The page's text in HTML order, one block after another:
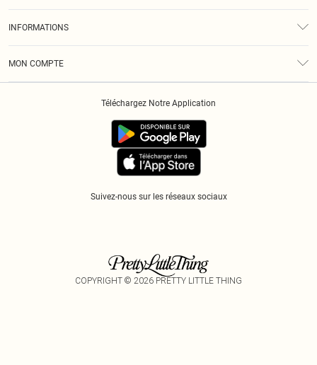
INFORMATIONS
MON COMPTE
Suivez-nous sur les réseaux sociaux
Téléchargez Notre Application
COPYRIGHT © 2026 PRETTY LITTLE THING